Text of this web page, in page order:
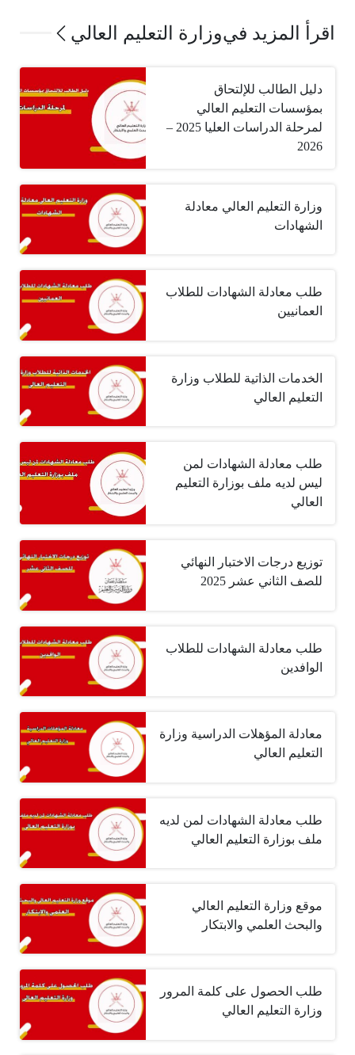
اقرأ المزيد فيوزارة التعليم العالي
دليل الطالب للإلتحاق
بمؤسسات التعليم العالي
لمرحلة الدراسات العليا 2025 –
2026
وزارة التعليم العالي معادلة
الشهادات
طلب معادلة الشهادات للطلاب
العمانيين
الخدمات الذاتية للطلاب وزارة
التعليم العالي
طلب معادلة الشهادات لمن
ليس لديه ملف بوزارة التعليم
العالي
توزيع درجات الاختبار النهائي
للصف الثاني عشر 2025
طلب معادلة الشهادات للطلاب
الوافدين
معادلة المؤهلات الدراسية وزارة
التعليم العالي
طلب معادلة الشهادات لمن لديه
ملف بوزارة التعليم العالي
موقع وزارة التعليم العالي
والبحث العلمي والابتكار
طلب الحصول على كلمة المرور
وزارة التعليم العالي